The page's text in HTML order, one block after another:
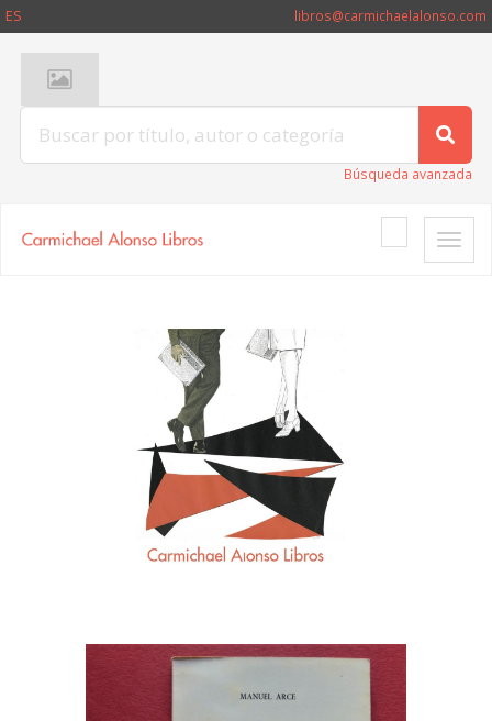
ES libros@carmichaelalonso.com
Búsqueda avanzada
Toggle